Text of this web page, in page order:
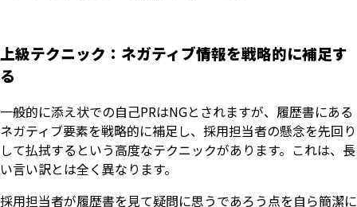
上級テクニック：ネガティブ情報を戦略的に補足す
る
一般的に添え状での自己PRはNGとされますが、履歴書にある
ネガティブ要素を戦略的に補足し、採用担当者の懸念を先回り
して払拭するという高度なテクニックがあります。これは、長
い言い訳とは全く異なります。
採用担当者が履歴書を見て疑問に思うであろう点を自ら簡潔に